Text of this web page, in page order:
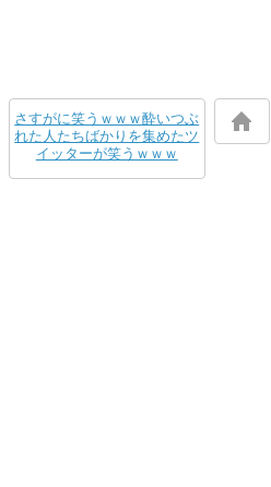
さすがに笑うｗｗｗ酔いつぶ
れた人たちばかりを集めたツ
イッターが笑うｗｗｗ